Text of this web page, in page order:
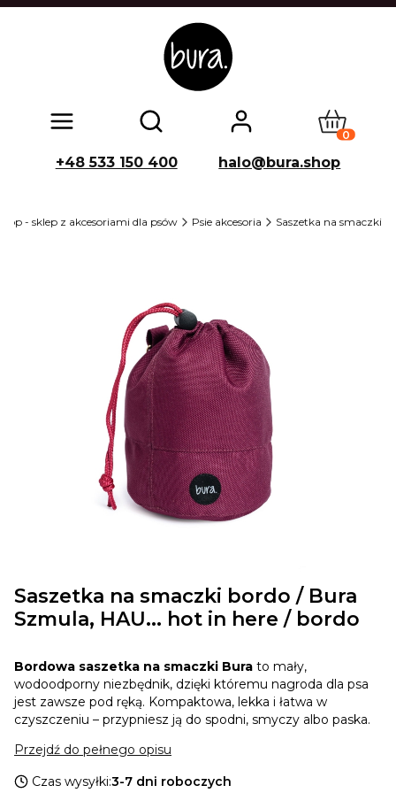
Otwórz wyszukiwarkę Produkty
+48 533 150 400 halo@bura.shop
- sklep z akcesoriami dla psów Psie akcesoria Saszetka na smaczki
Saszetka na smaczki bordo / Bura
Szmula, HAU... hot in here / bordo
Bordowa saszetka na smaczki Bura to mały,
wodoodporny niezbędnik, dzięki któremu nagroda dla psa
jest zawsze pod ręką. Kompaktowa, lekka i łatwa w
czyszczeniu – przypniesz ją do spodni, smyczy albo paska.
Przejdź do pełnego opisu
Czas wysyłki:3-7 dni roboczych